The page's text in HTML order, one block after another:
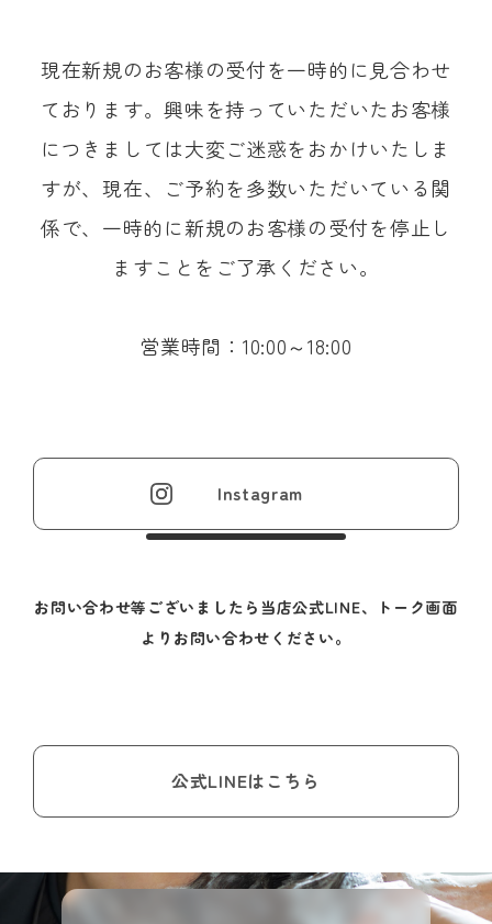
現在新規のお客様の受付を一時的に見合わせ
ております。興味を持っていただいたお客様
につきましては大変ご迷惑をおかけいたしま
すが、現在、ご予約を多数いただいている関
係で、一時的に新規のお客様の受付を停止し
ますことをご了承ください。
営業時間：10:00～18:00
Instagram
お問い合わせ等ございましたら当店公式LINE、トーク画面
よりお問い合わせください。
公式LINEはこちら